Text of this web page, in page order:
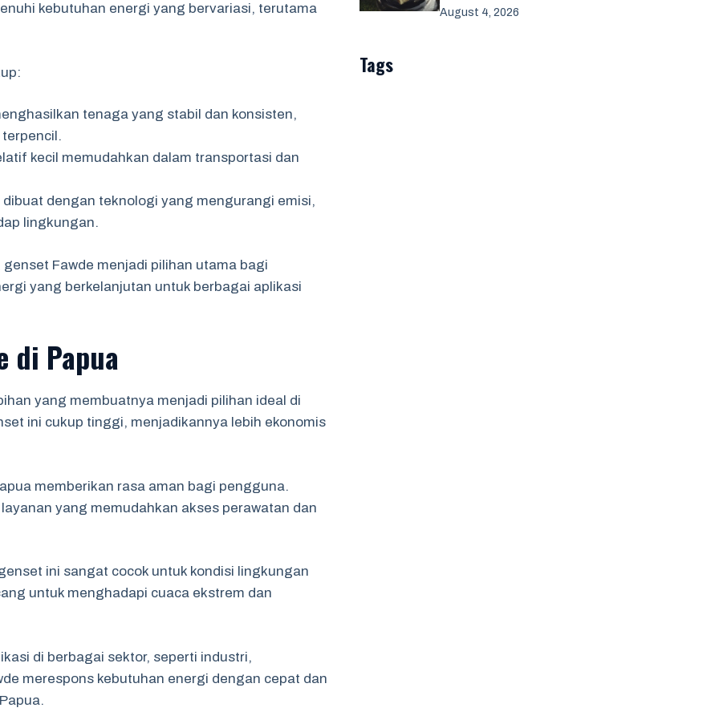
kebutuhan energi yang bervariasi, terutama
tenaga yang stabil dan konsisten,
kecil memudahkan dalam transportasi dan
dibuat dengan teknologi yang mengurangi emisi,
lingkungan.
Fawde menjadi pilihan utama bagi
yang berkelanjutan untuk berbagai aplikasi
di Papua
yang membuatnya menjadi pilihan ideal di
ini cukup tinggi, menjadikannya lebih ekonomis
memberikan rasa aman bagi pengguna.
yang memudahkan akses perawatan dan
ini sangat cocok untuk kondisi lingkungan
untuk menghadapi cuaca ekstrem dan
di berbagai sektor, seperti industri,
merespons kebutuhan energi dengan cepat dan
August 4, 2026
Tags